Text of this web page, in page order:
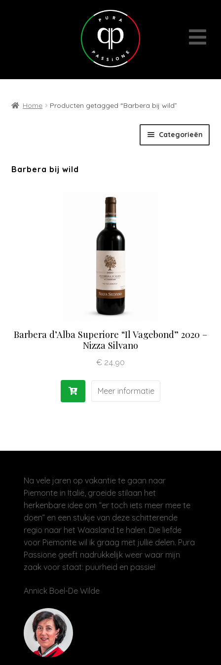
Home Producten getagged “Barbera bij wild”
Categorieën
Wijnen
Wijn- en geschenkpakketten
Barbera bij wild
Barbera d’Alba Superiore “Il Vagebond” 2020 –
Nizza Silvano
€ 24,90
Meer informatie
Na vele jaren op vakantie te gaan naar
Piemonte in Italië, groeide stilaan het
herkenbare idee om “er toch iets meer mee te
doen” en een stukje van deze schitterende
regio naar het Waasland te halen. Die liefde
voor Piemonte wil ik graag met jullie delen. Pura
Passione geeft nadrukkelijk weer waar mijn
zaak voor staat: puurheid en passie!
Annick Boel-De Wilde